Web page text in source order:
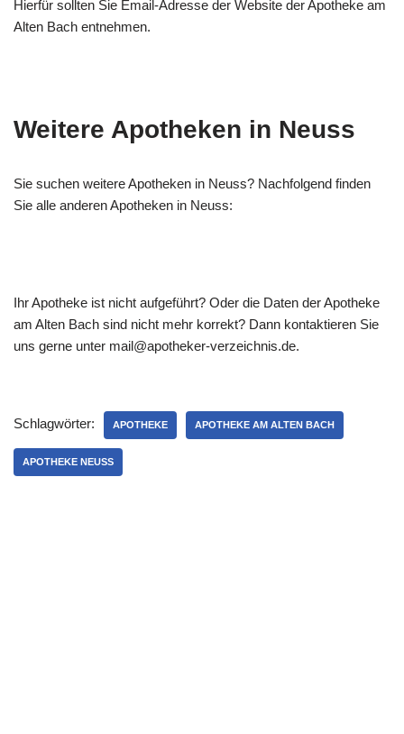
Hierfür sollten Sie Email-Adresse der Website der Apotheke am
Alten Bach entnehmen.
Weitere Apotheken in Neuss
Sie suchen weitere Apotheken in Neuss? Nachfolgend finden
Sie alle anderen Apotheken in Neuss:
Ihr Apotheke ist nicht aufgeführt? Oder die Daten der Apotheke
am Alten Bach sind nicht mehr korrekt? Dann kontaktieren Sie
uns gerne unter mail@apotheker-verzeichnis.de.
Schlagwörter: APOTHEKE APOTHEKE AM ALTEN BACH
APOTHEKE NEUSS